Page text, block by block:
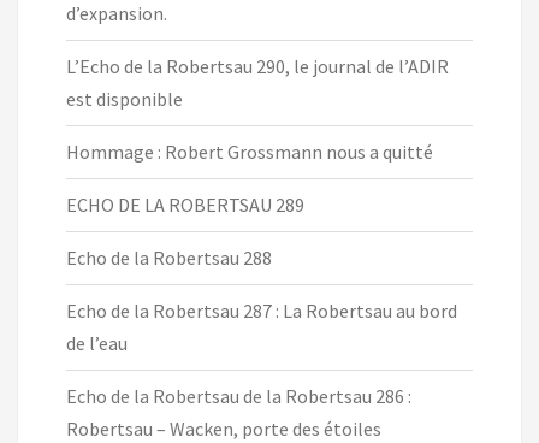
d’expansion.
L’Echo de la Robertsau 290, le journal de l’ADIR
est disponible
Hommage : Robert Grossmann nous a quitté
ECHO DE LA ROBERTSAU 289
Echo de la Robertsau 288
Echo de la Robertsau 287 : La Robertsau au bord
de l’eau
Echo de la Robertsau de la Robertsau 286 :
Robertsau – Wacken, porte des étoiles